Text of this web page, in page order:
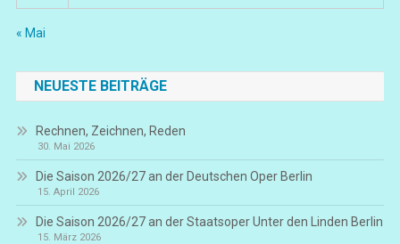
« Mai
NEUESTE BEITRÄGE
Rechnen, Zeichnen, Reden
30. Mai 2026
Die Saison 2026/27 an der Deutschen Oper Berlin
15. April 2026
Die Saison 2026/27 an der Staatsoper Unter den Linden Berlin
15. März 2026